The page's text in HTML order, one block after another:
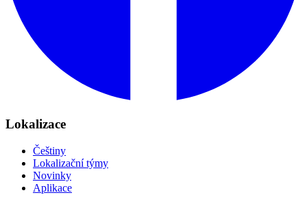
Lokalizace
Češtiny
Lokalizační týmy
Novinky
Aplikace